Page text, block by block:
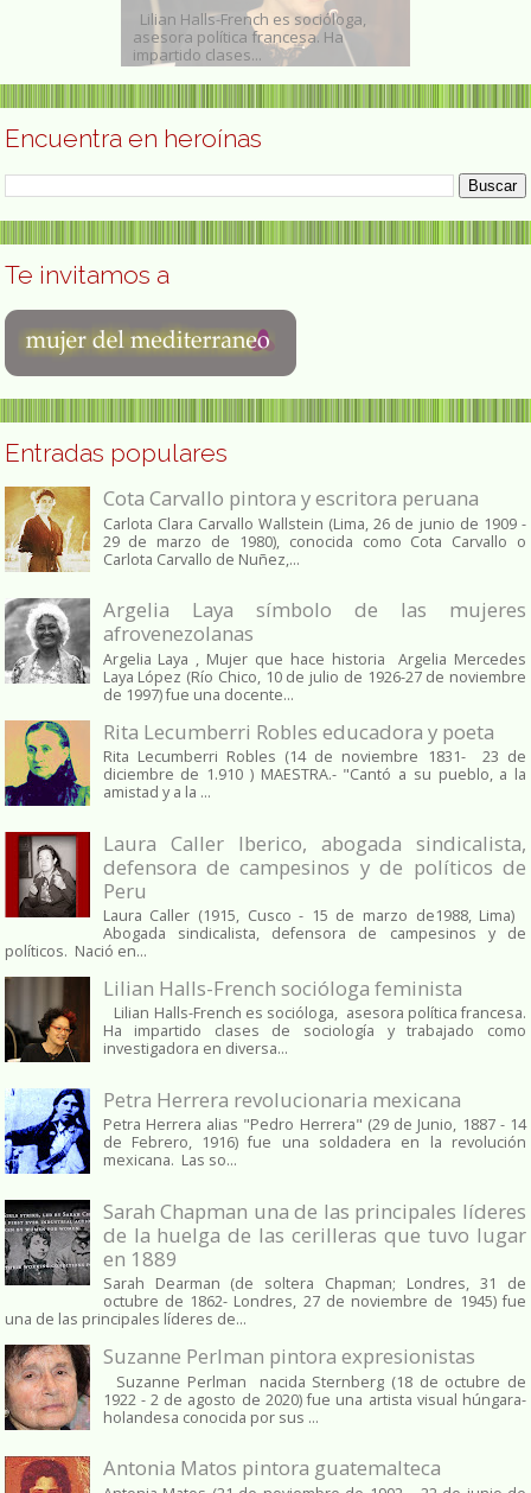
Lilian Halls-French es socióloga,
asesora política francesa. Ha
impartido clases...
Encuentra en heroínas
Te invitamos a
Entradas populares
Cota Carvallo pintora y escritora peruana
Carlota Clara Carvallo Wallstein (Lima, 26 de junio de 1909 -
29 de marzo de 1980), conocida como Cota Carvallo o
Carlota Carvallo de Nuñez,...
Argelia Laya símbolo de las mujeres
afrovenezolanas
Argelia Laya , Mujer que hace historia Argelia Mercedes
Laya López (Río Chico, 10 de julio de 1926-27 de noviembre
de 1997) fue una docente...
Rita Lecumberri Robles educadora y poeta
Rita Lecumberri Robles (14 de noviembre 1831- 23 de
diciembre de 1.910 ) MAESTRA.- "Cantó a su pueblo, a la
amistad y a la ...
Laura Caller Iberico, abogada sindicalista,
defensora de campesinos y de políticos de
Peru
Laura Caller (1915, Cusco - 15 de marzo de1988, Lima)
Abogada sindicalista, defensora de campesinos y de
políticos. Nació en...
Lilian Halls-French socióloga feminista
Lilian Halls-French es socióloga, asesora política francesa.
Ha impartido clases de sociología y trabajado como
investigadora en diversa...
Petra Herrera revolucionaria mexicana
Petra Herrera alias "Pedro Herrera" (29 de Junio, 1887 - 14
de Febrero, 1916) fue una soldadera en la revolución
mexicana. Las so...
Sarah Chapman una de las principales líderes
de la huelga de las cerilleras que tuvo lugar
en 1889
Sarah Dearman (de soltera Chapman; Londres, 31 de
octubre de 1862​- Londres, 27 de noviembre de 1945)​ fue
una de las principales líderes de...
Suzanne Perlman pintora expresionistas
Suzanne Perlman nacida Sternberg (18 de octubre de
1922 - 2 de agosto de 2020) fue una artista visual húngara-
holandesa conocida por sus ...
Antonia Matos pintora guatemalteca